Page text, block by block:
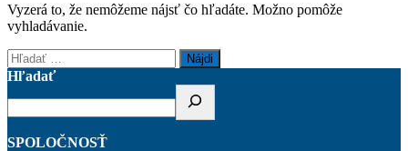
Vyzerá to, že nemôžeme nájsť čo hľadáte. Možno pomôže
vyhladávanie.
Hľadať:
Hľadať
SPOLOČNOSŤ